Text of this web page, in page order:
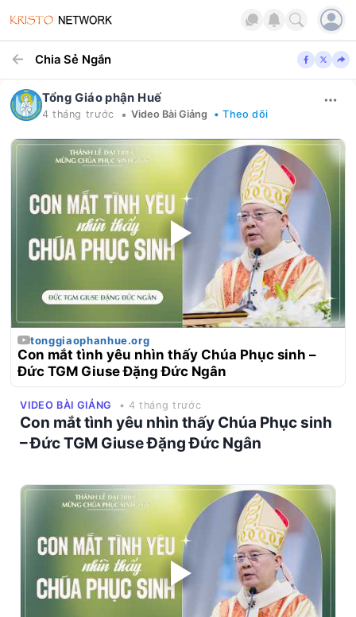
Chia Sẻ Ngắn
Tổng Giáo phận Huế
4 tháng trước • Video Bài Giảng • Theo dõi
tonggiaophanhue.org
Con mắt tình yêu nhìn thấy Chúa Phục sinh –
Đức TGM Giuse Đặng Đức Ngân
VIDEO BÀI GIẢNG • 4 tháng trước
Con mắt tình yêu nhìn thấy Chúa Phục sinh
– Đức TGM Giuse Đặng Đức Ngân